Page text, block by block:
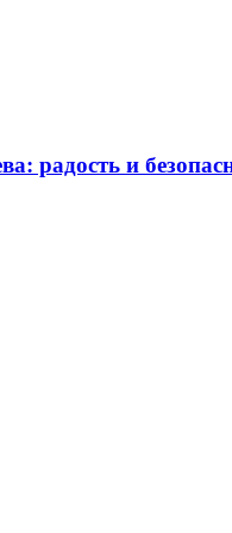
радость и